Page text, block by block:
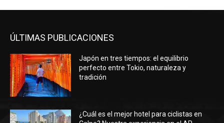
ÚLTIMAS PUBLICACIONES
Japón en tres tiempos: el equilibrio
perfecto entre Tokio, naturaleza y
tradición
¿Cuál es el mejor hotel para ciclistas en